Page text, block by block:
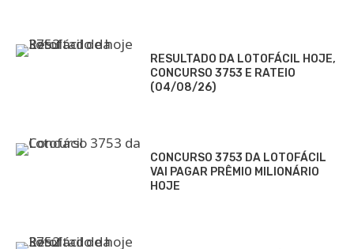
RESULTADO DA LOTOFÁCIL HOJE,
CONCURSO 3753 E RATEIO
(04/08/26)
CONCURSO 3753 DA LOTOFÁCIL
VAI PAGAR PRÊMIO MILIONÁRIO
HOJE